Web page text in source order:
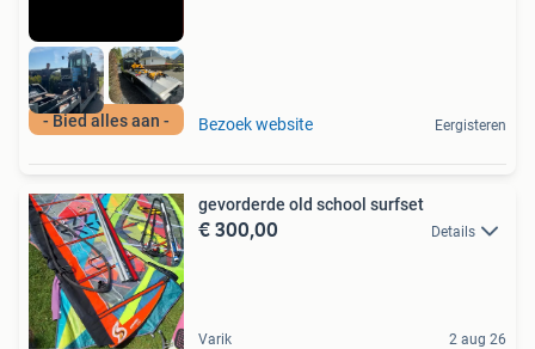
- Bied alles aan - Bezoek website Eergisteren
gevorderde old school surfset
€ 300,00 Details
Varik 2 aug 26